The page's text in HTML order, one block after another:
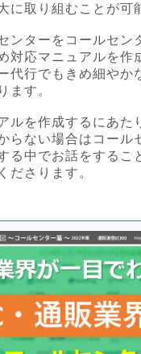
に取り組むことが可
ンターをコールセン
対応マニュアルを作
代行でもきめ細やか
ます。
ルを作成するにあた
らない場合はコール
る中でお話をするこ
ださります。